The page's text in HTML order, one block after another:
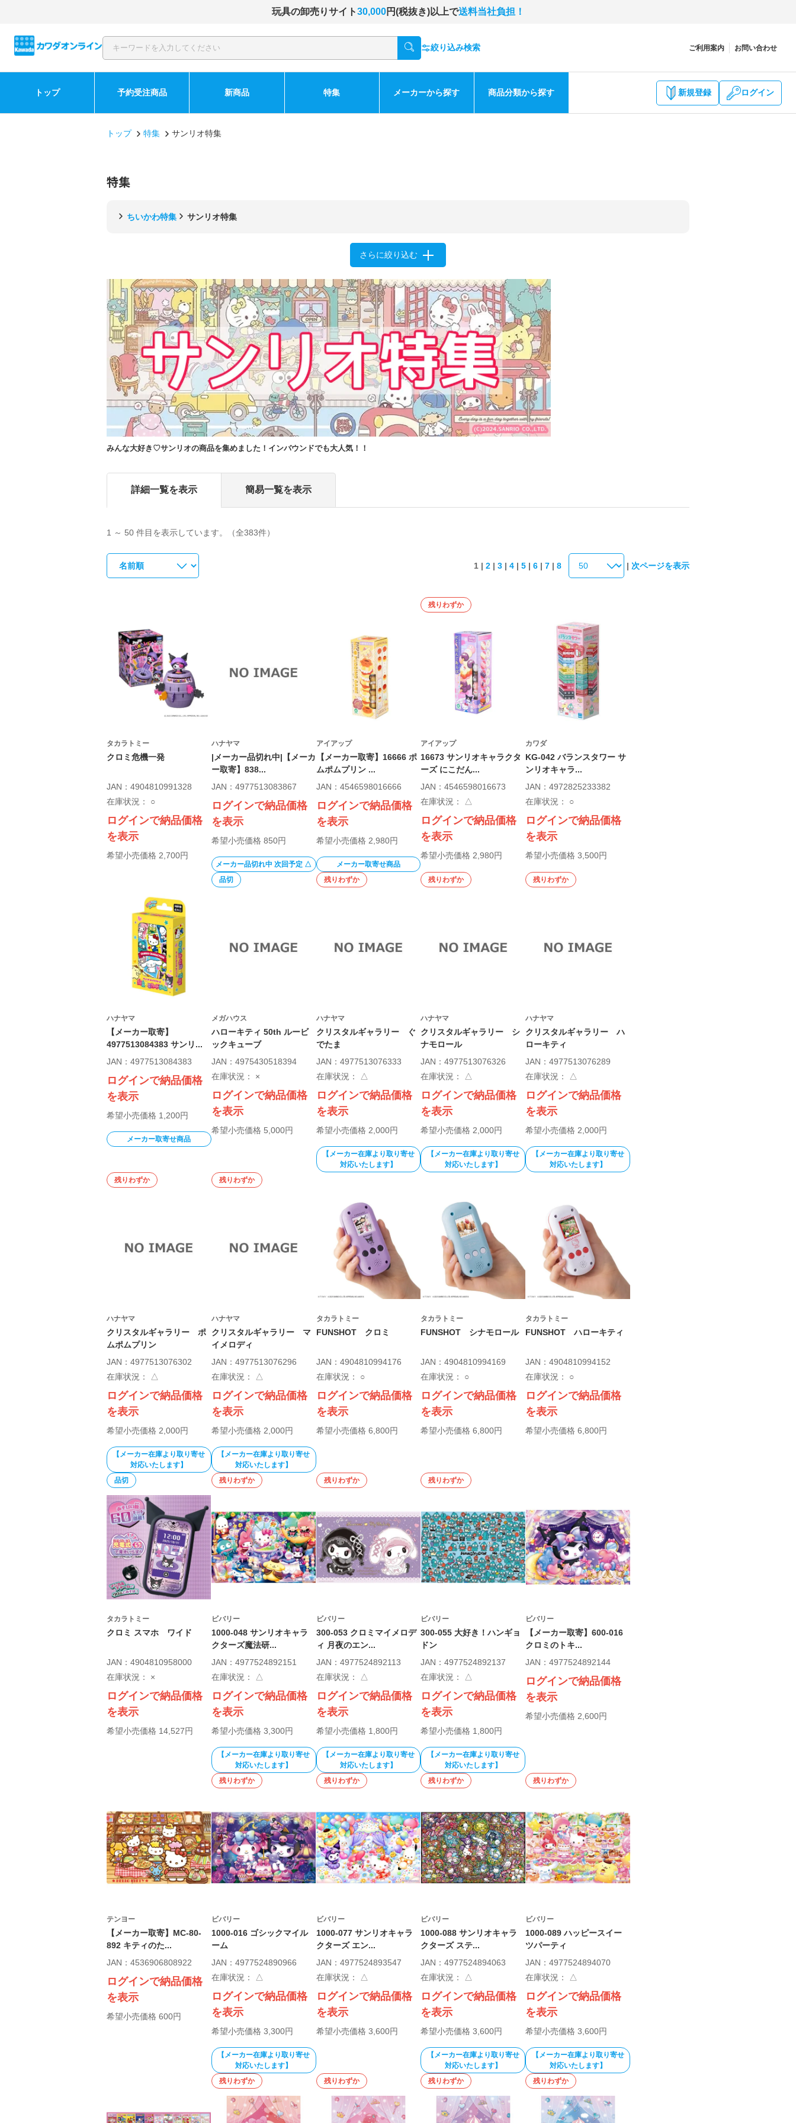
玩具の卸売りサイト30,000円(税抜き)以上で送料当社負担！
絞り込み検索 ご利用案内 お問い合わせ
トップ 予約受注商品 新商品 特集 メーカーから探す 商品分類から探す 新規登録 ログイン
トップ 特集 サンリオ特集
特集
ちいかわ特集 サンリオ特集
さらに絞り込む
みんな大好き♡サンリオの商品を集めました！インバウンドでも大人気！！
詳細一覧を表示 簡易一覧を表示
1 ～ 50 件目を表示しています。（全383件）
1 | 2 | 3 | 4 | 5 | 6 | 7 | 8 | 次ページを表示
タカラトミー
クロミ危機一発
JAN：4904810991328
在庫状況： ○
ログインで納品価格
を表示
希望小売価格 2,700円
ハナヤマ
|メーカー品切れ中|【メーカ
ー取寄】838...
JAN：4977513083867
ログインで納品価格
を表示
希望小売価格 850円
メーカー品切れ中 次回予定 △
アイアップ
【メーカー取寄】16666 ポ
ムポムプリン ...
JAN：4546598016666
ログインで納品価格
を表示
希望小売価格 2,980円
メーカー取寄せ商品
残りわずか
アイアップ
16673 サンリオキャラクタ
ーズ にこだん...
JAN：4546598016673
在庫状況：
△
ログインで納品価格
を表示
希望小売価格 2,980円
カワダ
KG-042 バランスタワー サ
ンリオキャラ...
JAN：4972825233382
在庫状況： ○
ログインで納品価格
を表示
希望小売価格 3,500円
ハナヤマ
【メーカー取寄】
4977513084383 サンリ...
JAN：4977513084383
ログインで納品価格
を表示
希望小売価格 1,200円
メーカー取寄せ商品
品切
メガハウス
ハローキティ 50th ルービ
ックキューブ
JAN：4975430518394
在庫状況： ×
ログインで納品価格
を表示
希望小売価格 5,000円
残りわずか
ハナヤマ
クリスタルギャラリー ぐ
でたま
JAN：4977513076333
在庫状況：
△
ログインで納品価格
を表示
希望小売価格 2,000円
【メーカー在庫より取り寄せ
対応いたします】
残りわずか
ハナヤマ
クリスタルギャラリー シ
ナモロール
JAN：4977513076326
在庫状況：
△
ログインで納品価格
を表示
希望小売価格 2,000円
【メーカー在庫より取り寄せ
対応いたします】
残りわずか
ハナヤマ
クリスタルギャラリー ハ
ローキティ
JAN：4977513076289
在庫状況：
△
ログインで納品価格
を表示
希望小売価格 2,000円
【メーカー在庫より取り寄せ
対応いたします】
残りわずか
ハナヤマ
クリスタルギャラリー ポ
ムポムプリン
JAN：4977513076302
在庫状況：
△
ログインで納品価格
を表示
希望小売価格 2,000円
【メーカー在庫より取り寄せ
対応いたします】
残りわずか
ハナヤマ
クリスタルギャラリー マ
イメロディ
JAN：4977513076296
在庫状況：
△
ログインで納品価格
を表示
希望小売価格 2,000円
【メーカー在庫より取り寄せ
対応いたします】
タカラトミー
FUNSHOT クロミ
JAN：4904810994176
在庫状況： ○
ログインで納品価格
を表示
希望小売価格 6,800円
タカラトミー
FUNSHOT シナモロール
JAN：4904810994169
在庫状況： ○
ログインで納品価格
を表示
希望小売価格 6,800円
タカラトミー
FUNSHOT ハローキティ
JAN：4904810994152
在庫状況： ○
ログインで納品価格
を表示
希望小売価格 6,800円
品切
タカラトミー
クロミ スマホ ワイド
JAN：4904810958000
在庫状況： ×
ログインで納品価格
を表示
希望小売価格 14,527円
残りわずか
ビバリー
1000-048 サンリオキャラ
クターズ魔法研...
JAN：4977524892151
在庫状況：
△
ログインで納品価格
を表示
希望小売価格 3,300円
【メーカー在庫より取り寄せ
対応いたします】
残りわずか
ビバリー
300-053 クロミマイメロデ
ィ 月夜のエン...
JAN：4977524892113
在庫状況：
△
ログインで納品価格
を表示
希望小売価格 1,800円
【メーカー在庫より取り寄せ
対応いたします】
残りわずか
ビバリー
300-055 大好き！ハンギョ
ドン
JAN：4977524892137
在庫状況：
△
ログインで納品価格
を表示
希望小売価格 1,800円
【メーカー在庫より取り寄せ
対応いたします】
ビバリー
【メーカー取寄】600-016
クロミのトキ...
JAN：4977524892144
ログインで納品価格
を表示
希望小売価格 2,600円
テンヨー
【メーカー取寄】MC-80-
892 キティのた...
JAN：4536906808922
ログインで納品価格
を表示
希望小売価格 600円
残りわずか
ビバリー
1000-016 ゴシックマイル
ーム
JAN：4977524890966
在庫状況：
△
ログインで納品価格
を表示
希望小売価格 3,300円
【メーカー在庫より取り寄せ
対応いたします】
残りわずか
ビバリー
1000-077 サンリオキャラ
クターズ エン...
JAN：4977524893547
在庫状況：
△
ログインで納品価格
を表示
希望小売価格 3,600円
残りわずか
ビバリー
1000-088 サンリオキャラ
クターズ ステ...
JAN：4977524894063
在庫状況：
△
ログインで納品価格
を表示
希望小売価格 3,600円
【メーカー在庫より取り寄せ
対応いたします】
残りわずか
ビバリー
1000-089 ハッピースイー
ツパーティ
JAN：4977524894070
在庫状況：
△
ログインで納品価格
を表示
希望小売価格 3,600円
【メーカー在庫より取り寄せ
対応いたします】
残りわずか
残りわずか 残りわずか 残りわずか